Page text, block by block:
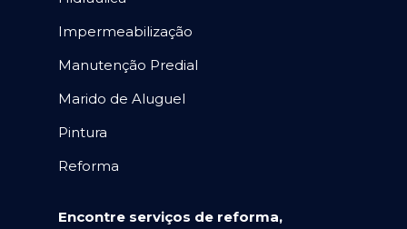
Impermeabilização
Manutenção Predial
Marido de Aluguel
Pintura
Reforma
Encontre serviços de reforma,